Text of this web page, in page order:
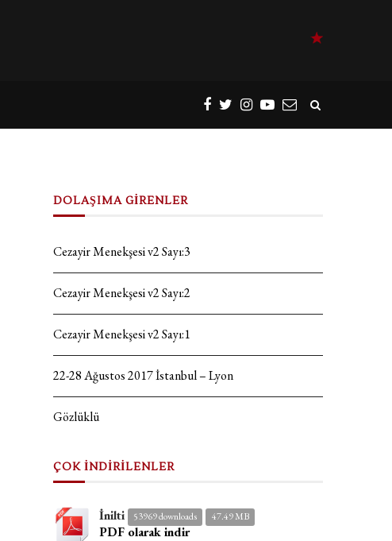
DOLAŞIMA GİRENLER
Cezayir Menekşesi v2 Sayı:3
Cezayir Menekşesi v2 Sayı:2
Cezayir Menekşesi v2 Sayı:1
22-28 Ağustos 2017 İstanbul – Lyon
Gözlüklü
ÇOK İNDİRİLENLER
İnilti 53969 downloads 47.49 MB
PDF olarak indir